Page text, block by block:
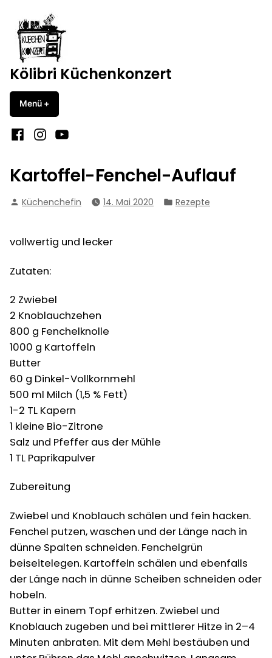
Inhalt
springen
Kölibri Küchenkonzert
Menü +
Facebook
Instagram
YouTube
Kartoffel-Fenchel-Auflauf
Verfasst
Küchenchefin 14. Mai 2020
Veröffentlicht
Rezepte
vollwertig und lecker
Zutaten:
2 Zwiebel
2 Knoblauchzehen
800 g Fenchelknolle
1000 g Kartoffeln
Butter
60 g Dinkel-Vollkornmehl
500 ml Milch (1,5 % Fett)
1-2 TL Kapern
1 kleine Bio-Zitrone
Salz und Pfeffer aus der Mühle
1 TL Paprikapulver
Zubereitung
Zwiebel und Knoblauch schälen und fein hacken.
Fenchel putzen, waschen und der Länge nach in
dünne Spalten schneiden. Fenchelgrün
beiseitelegen. Kartoffeln schälen und ebenfalls
der Länge nach in dünne Scheiben schneiden oder
hobeln.
Butter in einem Topf erhitzen. Zwiebel und
Knoblauch zugeben und bei mittlerer Hitze in 2–4
Minuten anbraten. Mit dem Mehl bestäuben und